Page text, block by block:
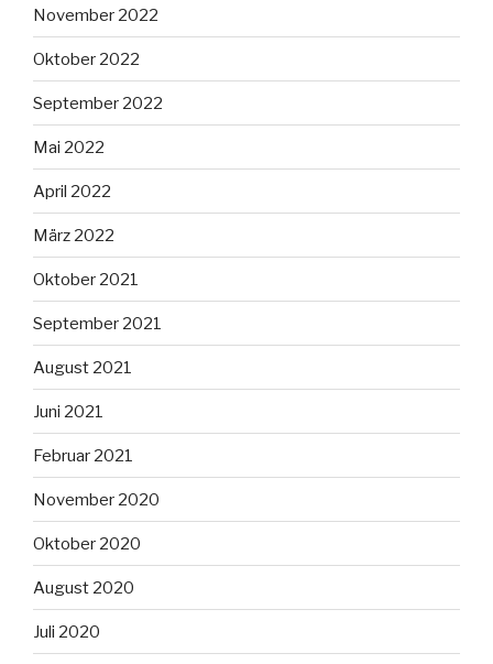
November 2022
Oktober 2022
September 2022
Mai 2022
April 2022
März 2022
Oktober 2021
September 2021
August 2021
Juni 2021
Februar 2021
November 2020
Oktober 2020
August 2020
Juli 2020